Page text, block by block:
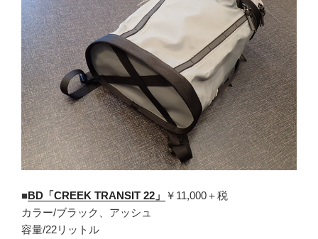
■BD「CREEK TRANSIT 22」
￥11,000＋税
カラー/ブラック、アッシュ
容量/22リットル